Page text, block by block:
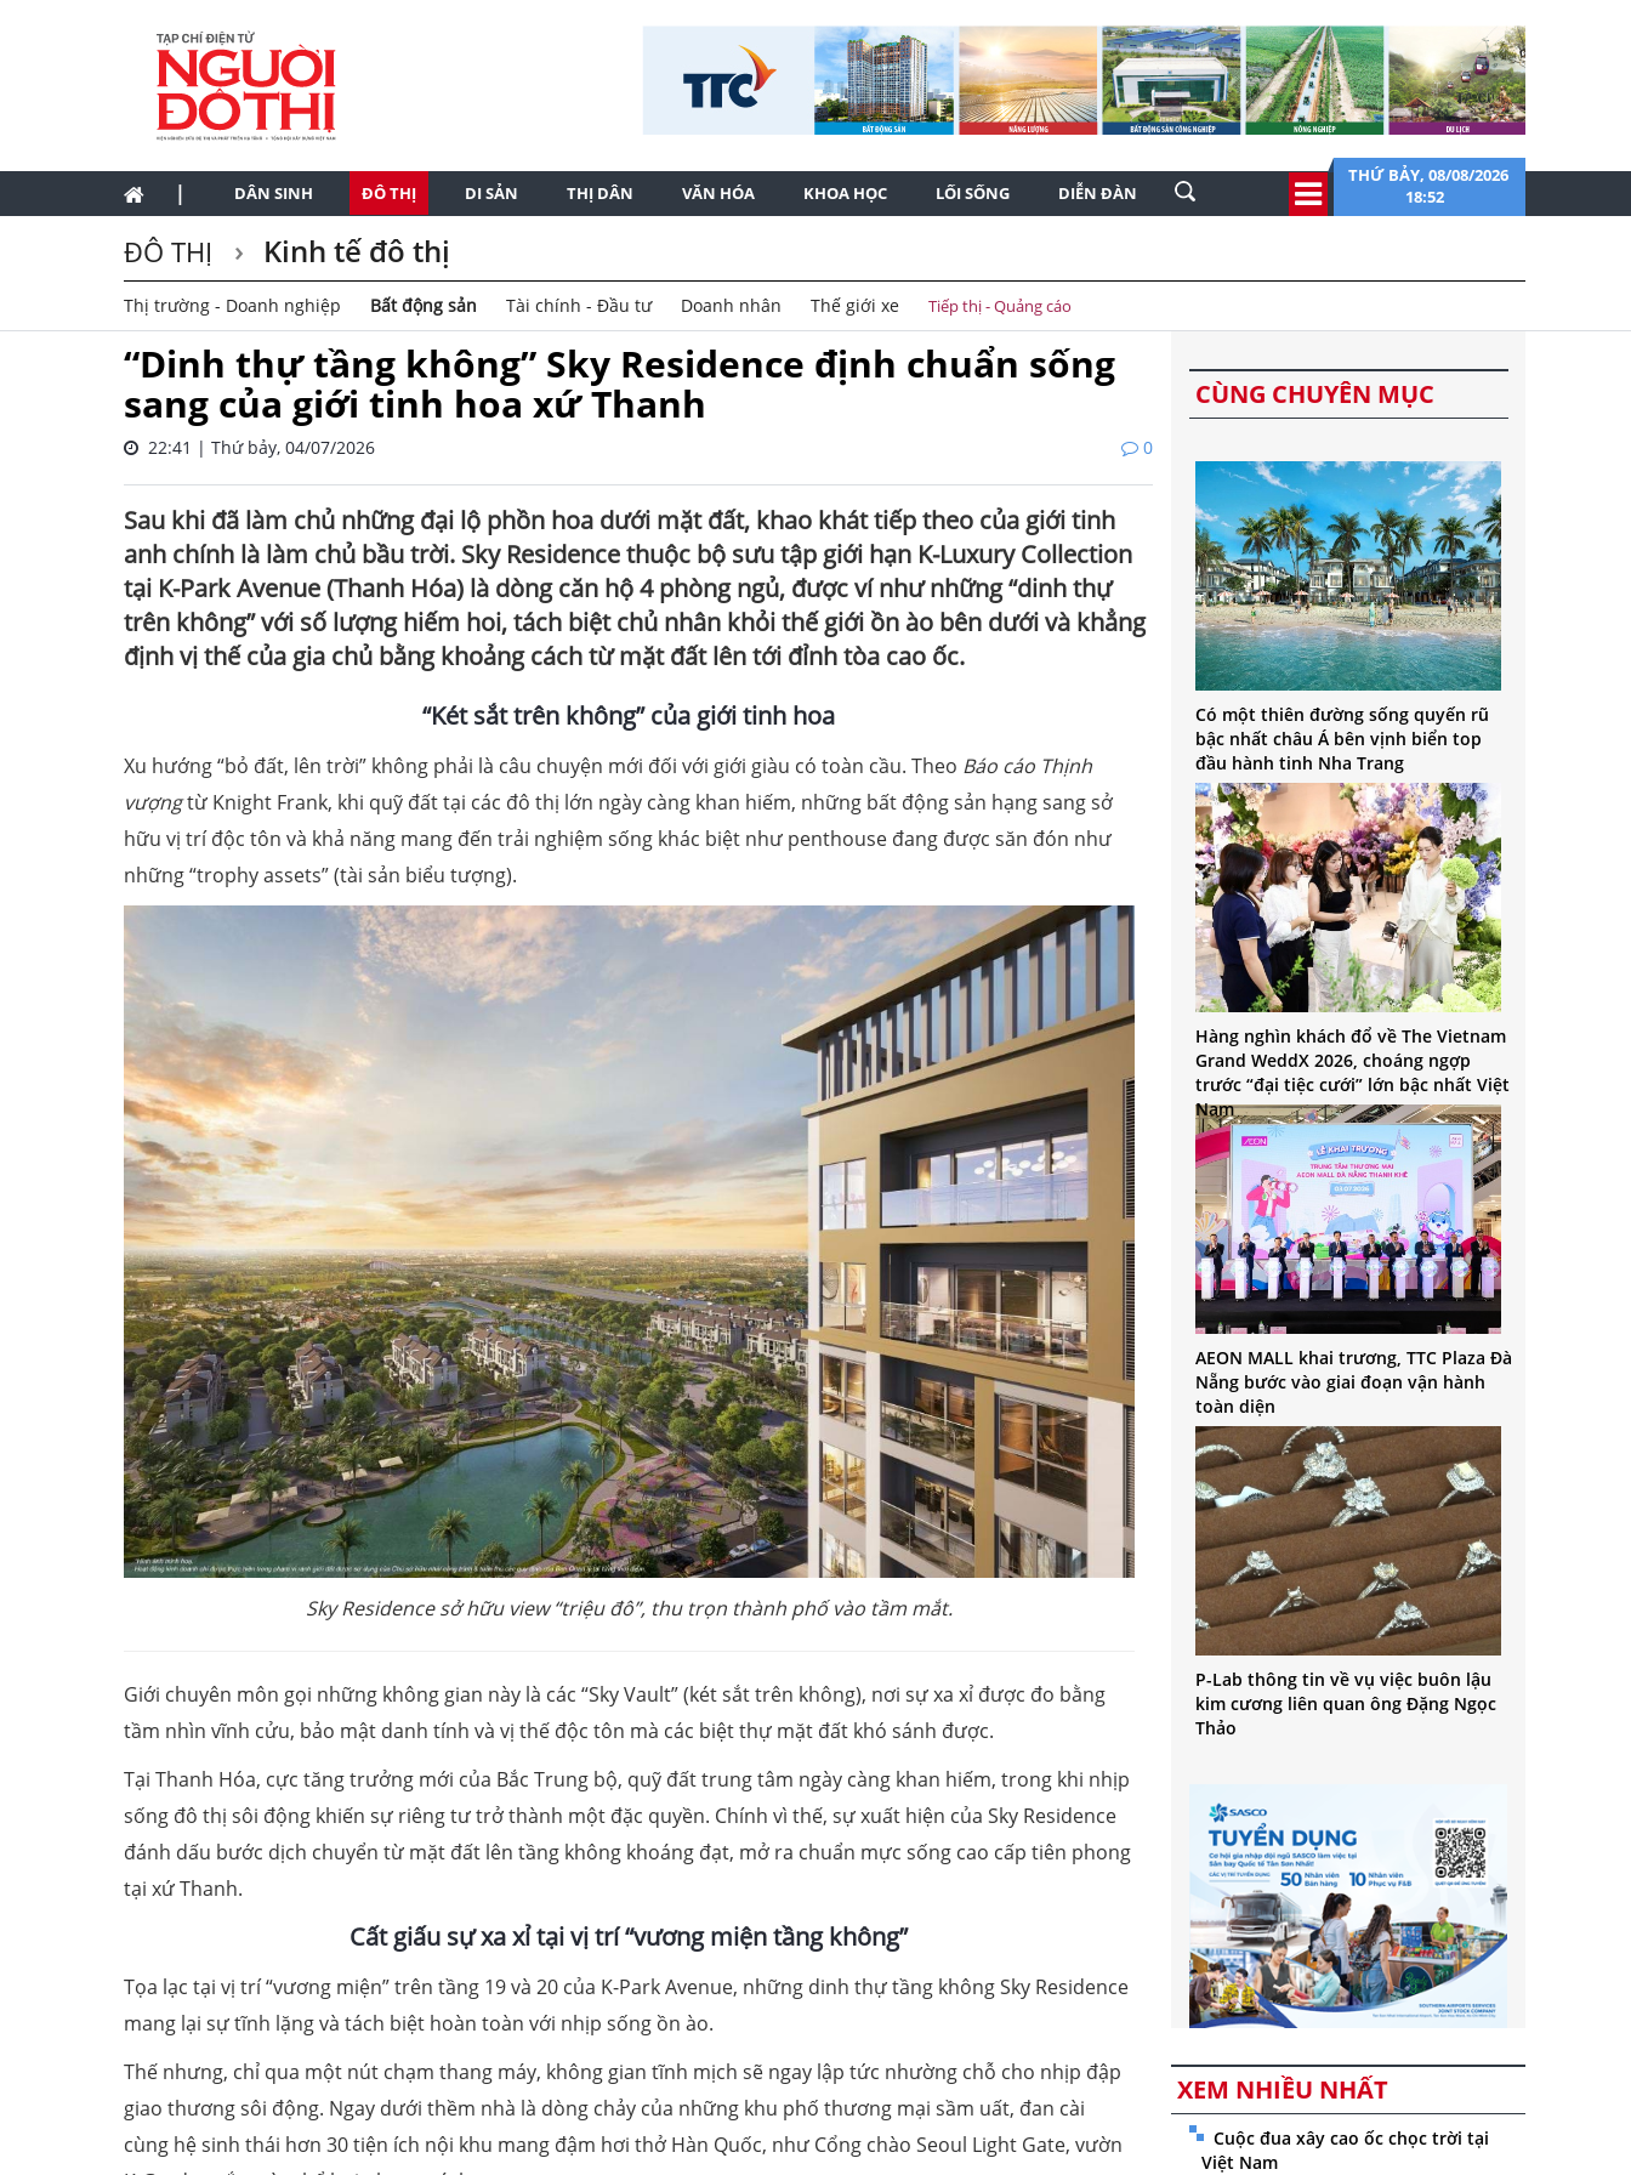
| DÂN SINH ĐÔ THỊ DI SẢN THỊ DÂN VĂN HÓA KHOA HỌC LỐI SỐNG DIỄN ĐÀN
THỨ BẢY, 08/08/2026
18:52
ĐÔ THỊ Kinh tế đô thị
Thị trường - Doanh nghiệp Bất động sản Tài chính - Đầu tư Doanh nhân Thế giới xe Tiếp thị - Quảng cáo
“Dinh thự tầng không” Sky Residence định chuẩn sống
sang của giới tinh hoa xứ Thanh
22:41 | Thứ bảy, 04/07/2026 0
Sau khi đã làm chủ những đại lộ phồn hoa dưới mặt đất, khao khát tiếp theo của giới tinh
anh chính là làm chủ bầu trời. Sky Residence thuộc bộ sưu tập giới hạn K-Luxury Collection
tại K-Park Avenue (Thanh Hóa) là dòng căn hộ 4 phòng ngủ, được ví như những “dinh thự
trên không” với số lượng hiếm hoi, tách biệt chủ nhân khỏi thế giới ồn ào bên dưới và khẳng
định vị thế của gia chủ bằng khoảng cách từ mặt đất lên tới đỉnh tòa cao ốc.
“Két sắt trên không” của giới tinh hoa
Xu hướng “bỏ đất, lên trời” không phải là câu chuyện mới đối với giới giàu có toàn cầu. Theo Báo cáo Thịnh
vượngtừ Knight Frank, khi quỹ đất tại các đô thị lớn ngày càng khan hiếm, những bất động sản hạng sang sở
hữu vị trí độc tôn và khả năng mang đến trải nghiệm sống khác biệt như penthouse đang được săn đón như
những “trophy assets” (tài sản biểu tượng).
Sky Residence sở hữu view “triệu đô”, thu trọn thành phố vào tầm mắt.
Giới chuyên môn gọi những không gian này là các “Sky Vault” (két sắt trên không), nơi sự xa xỉ được đo bằng
tầm nhìn vĩnh cửu, bảo mật danh tính và vị thế độc tôn mà các biệt thự mặt đất khó sánh được.
Tại Thanh Hóa, cực tăng trưởng mới của Bắc Trung bộ, quỹ đất trung tâm ngày càng khan hiếm, trong khi nhịp
sống đô thị sôi động khiến sự riêng tư trở thành một đặc quyền. Chính vì thế, sự xuất hiện của Sky Residence
đánh dấu bước dịch chuyển từ mặt đất lên tầng không khoáng đạt, mở ra chuẩn mực sống cao cấp tiên phong
tại xứ Thanh.
Cất giấu sự xa xỉ tại vị trí “vương miện tầng không”
Tọa lạc tại vị trí “vương miện” trên tầng 19 và 20 của K-Park Avenue, những dinh thự tầng không Sky Residence
mang lại sự tĩnh lặng và tách biệt hoàn toàn với nhịp sống ồn ào.
Thế nhưng, chỉ qua một nút chạm thang máy, không gian tĩnh mịch sẽ ngay lập tức nhường chỗ cho nhịp đập
giao thương sôi động. Ngay dưới thềm nhà là dòng chảy của những khu phố thương mại sầm uất, đan cài
cùng hệ sinh thái hơn 30 tiện ích nội khu mang đậm hơi thở Hàn Quốc, như Cổng chào Seoul Light Gate, vườn
CÙNG CHUYÊN MỤC
Có một thiên đường sống quyến rũ
bậc nhất châu Á bên vịnh biển top
đầu hành tinh Nha Trang
Hàng nghìn khách đổ về The Vietnam
Grand WeddX 2026, choáng ngợp
trước “đại tiệc cưới” lớn bậc nhất Việt
Nam
AEON MALL khai trương, TTC Plaza Đà
Nẵng bước vào giai đoạn vận hành
toàn diện
P-Lab thông tin về vụ việc buôn lậu
kim cương liên quan ông Đặng Ngọc
Thảo
XEM NHIỀU NHẤT
Cuộc đua xây cao ốc chọc trời tại
Việt Nam